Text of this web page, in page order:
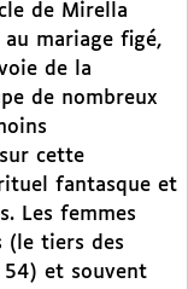
de Mirella
au mariage figé,
de la
de nombreux
cette
fantasque et
Les femmes
(le tiers des
54) et souvent